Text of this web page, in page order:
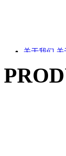
关于我们 关
产品中心 产
成立于2010年，专业